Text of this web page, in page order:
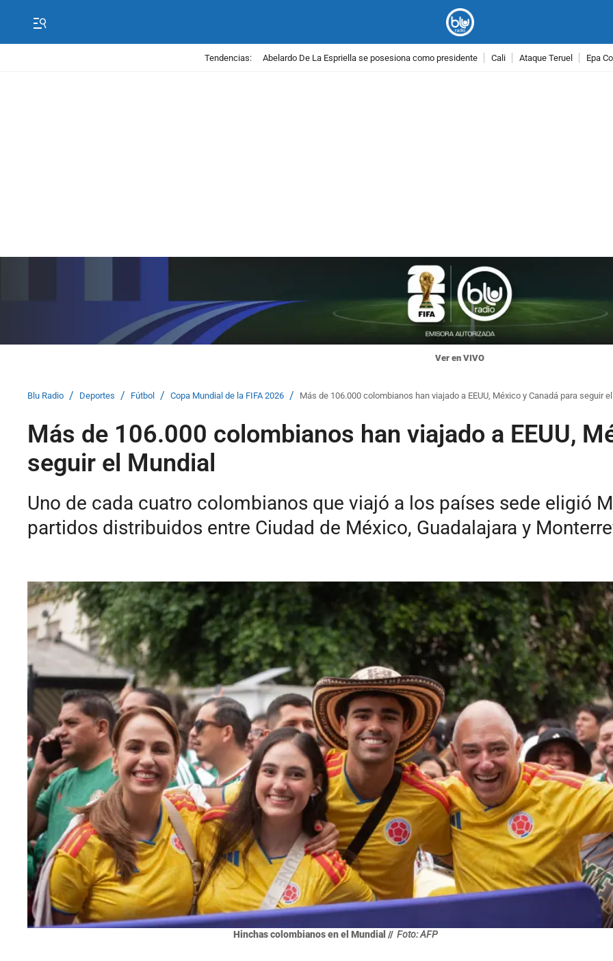
Tendencias: Abelardo De La Espriella se posesiona como presidente Cali Ataque Teruel Epa
Ver en VIVO
Blu Radio / Deportes / Fútbol / Copa Mundial de la FIFA 2026 / Más de 106.000 colombianos han viajado a EEUU, México y Canadá para seguir
Más de 106.000 colombianos han viajado a EEUU,
seguir el Mundial
Uno de cada cuatro colombianos que viajó a los países sede eligió
partidos distribuidos entre Ciudad de México, Guadalajara y
Hinchas colombianos en el Mundial // Foto: AFP